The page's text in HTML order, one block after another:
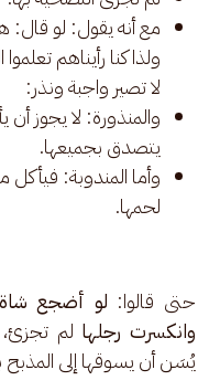
مع أنه يقول: لو قال:
ولذا كنا رأيناهم
لا تصير واجبة ونذر:
والمنذورة: لا يجوز
يتصدق بجميعها.
وأما المندوبة:
لحمها.
حتى قالوا: لو أضجع
وانكسرت رجلها لم
يُسَن أن يسوقها إلى